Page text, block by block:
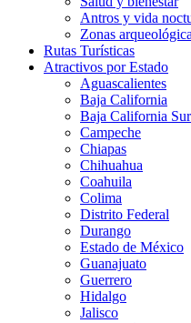
Antros y vida
Zonas
Rutas Turísticas
Atractivos por Estado
Aguascalientes
Baja California
Baja California Sur
Campeche
Chiapas
Chihuahua
Coahuila
Colima
Distrito Federal
Durango
Estado de México
Guanajuato
Guerrero
Hidalgo
Jalisco